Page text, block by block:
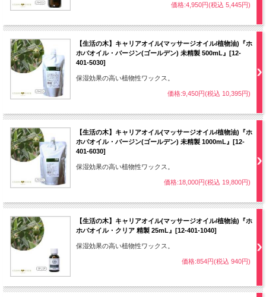
価格:4,950円(税込 5,445円)
【生活の木】キャリアオイル(マッサージオイル/植物油)『ホ
ホバオイル・バージン(ゴールデン) 未精製 500mL』[12-
401-5030]
保湿効果の高い植物性ワックス。
価格:9,450円(税込 10,395円)
【生活の木】キャリアオイル(マッサージオイル/植物油)『ホ
ホバオイル・バージン(ゴールデン) 未精製 1000mL』[12-
401-6030]
保湿効果の高い植物性ワックス。
価格:18,000円(税込 19,800円)
【生活の木】キャリアオイル(マッサージオイル/植物油)『ホ
ホバオイル・クリア 精製 25mL』[12-401-1040]
保湿効果の高い植物性ワックス。
価格:854円(税込 940円)